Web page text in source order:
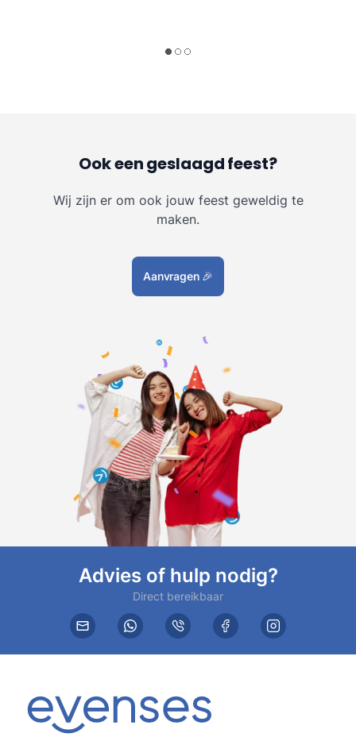
Ook een geslaagd feest?
Wij zijn er om ook jouw feest geweldig te
maken.
Aanvragen 🎉
Advies of hulp nodig?
Direct bereikbaar